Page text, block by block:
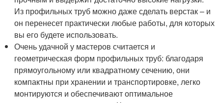
Из профильных труб можно даже сделать верстак – и
он перенесет практически любые работы, для которых
вы его будете использовать.
Очень удачной у мастеров считается и
геометрическая форм профильных труб: благодаря
прямоугольному или квадратному сечению, они
компактны при хранении и транспортировке, легко
монтируются и обеспечивают оптимальное